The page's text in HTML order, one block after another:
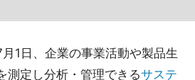
月1日、企業の事業活動や製品生
測定し分析・管理できるサステ